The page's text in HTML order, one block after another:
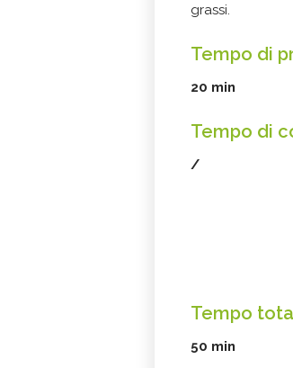
grassi. ​​​​​​
Tempo di
20 min
Tempo di
/
Tempo
50 min